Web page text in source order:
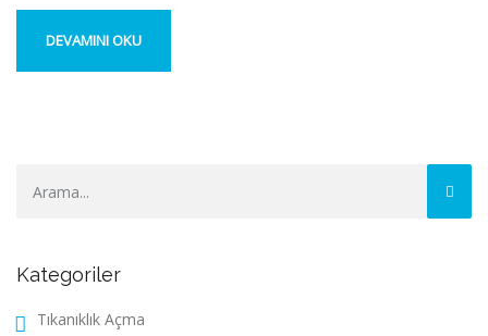
DEVAMINI OKU
Kategoriler
Tıkanıklık Açma